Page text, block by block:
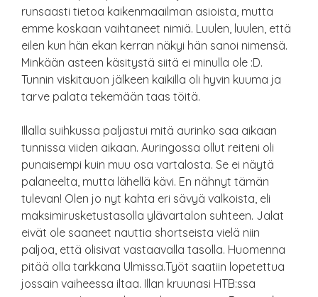
runsaasti tietoa kaikenmaailman asioista, mutta
emme koskaan vaihtaneet nimiä. Luulen, luulen, että
eilen kun hän ekan kerran näkyi hän sanoi nimensä.
Minkään asteen käsitystä siitä ei minulla ole :D.
Tunnin viskitauon jälkeen kaikilla oli hyvin kuuma ja
tarve palata tekemään taas töitä.
Illalla suihkussa paljastui mitä aurinko saa aikaan
tunnissa viiden aikaan. Auringossa ollut reiteni oli
punaisempi kuin muu osa vartalosta. Se ei näytä
palaneelta, mutta lähellä kävi. En nähnyt tämän
tulevan! Olen jo nyt kahta eri sävyä valkoista, eli
maksimirusketustasolla ylävartalon suhteen. Jalat
eivät ole saaneet nauttia shortseista vielä niin
paljoa, että olisivat vastaavalla tasolla. Huomenna
pitää olla tarkkana Ulmissa.Työt saatiin lopetettua
jossain vaiheessa iltaa. Illan kruunasi HTB:ssa